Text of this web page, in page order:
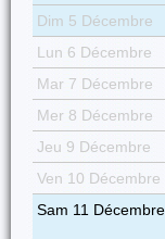
Dim 5 Décembre
Lun 6 Décembre
Mar 7 Décembre
Mer 8 Décembre
Jeu 9 Décembre
Ven 10 Décembre
Sam 11 Décembre